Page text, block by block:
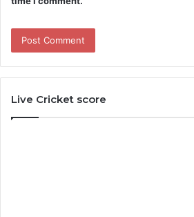
Live Cricket score